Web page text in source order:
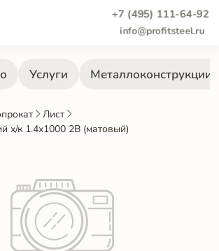
+7 (495) 111-64-92
info@profitsteel.ru
Услуги Металлоконструкции
Лист
х/к 1.4х1000 2B (матовый)